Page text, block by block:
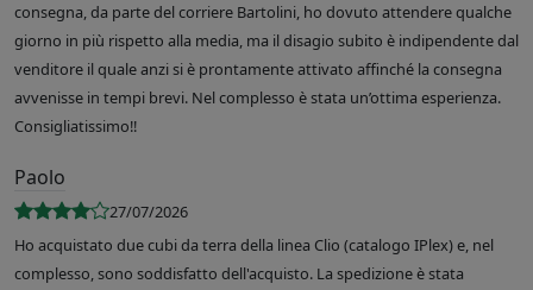
consegna, da parte del corriere Bartolini, ho dovuto attendere qualche
giorno in più rispetto alla media, ma il disagio subito è indipendente dal
venditore il quale anzi si è prontamente attivato affinché la consegna
avvenisse in tempi brevi. Nel complesso è stata un’ottima esperienza.
Consigliatissimo!!
Paolo
27/07/2026
Ho acquistato due cubi da terra della linea Clio (catalogo IPlex) e, nel
complesso, sono soddisfatto dell'acquisto. La spedizione è stata